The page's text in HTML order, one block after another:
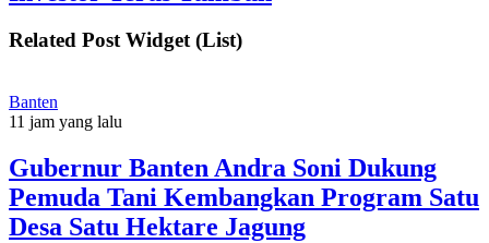
Related Post Widget (List)
Banten
11 jam yang lalu
Gubernur Banten Andra Soni Dukung
Pemuda Tani Kembangkan Program Satu
Desa Satu Hektare Jagung